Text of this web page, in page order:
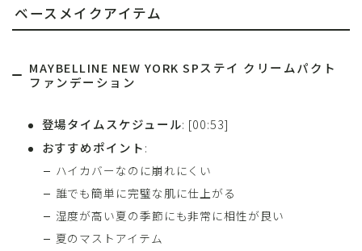
ベースメイクアイテム
MAYBELLINE NEW YORK SPステイ クリームパクト
ファンデーション
登場タイムスケジュール: [00:53]
おすすめポイント:
ハイカバーなのに崩れにくい
誰でも簡単に完璧な肌に仕上がる
湿度が高い夏の季節にも非常に相性が良い
夏のマストアイテム